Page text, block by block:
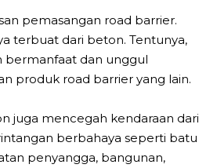
pemasangan road barrier.
terbuat dari beton. Tentunya,
bermanfaat dan unggul
produk road barrier yang lain.
juga mencegah kendaraan dari
berbahaya seperti batu
penyangga, bangunan,